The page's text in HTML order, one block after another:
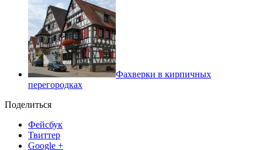
Фахверки в кирпичных
перегородках
Поделиться
Фейсбук
Твиттер
Google +